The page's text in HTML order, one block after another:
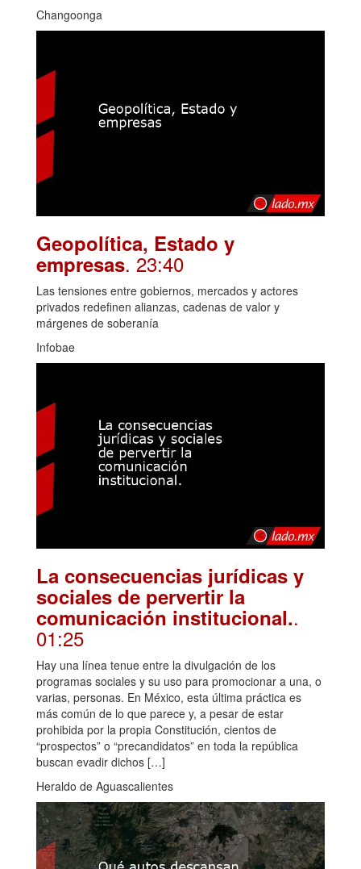
Changoonga
Geopolítica, Estado y
empresas. 23:40
Las tensiones entre gobiernos, mercados y actores
privados redefinen alianzas, cadenas de valor y
márgenes de soberanía
Infobae
La consecuencias jurídicas y
sociales de pervertir la
comunicación institucional..
01:25
Hay una línea tenue entre la divulgación de los
programas sociales y su uso para promocionar a una, o
varias, personas. En México, esta última práctica es
más común de lo que parece y, a pesar de estar
prohibida por la propia Constitución, cientos de
“prospectos” o “precandidatos” en toda la república
buscan evadir dichos […]
Heraldo de Aguascalientes